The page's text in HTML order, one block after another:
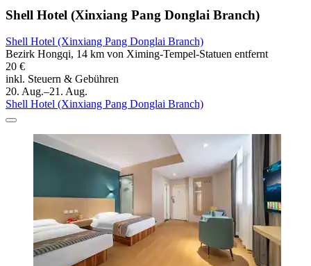
Shell Hotel (Xinxiang Pang Donglai Branch)
Shell Hotel (Xinxiang Pang Donglai Branch)
Bezirk Hongqi, 14 km von Ximing-Tempel-Statuen entfernt
20 €
inkl. Steuern & Gebühren
20. Aug.–21. Aug.
Shell Hotel (Xinxiang Pang Donglai Branch)